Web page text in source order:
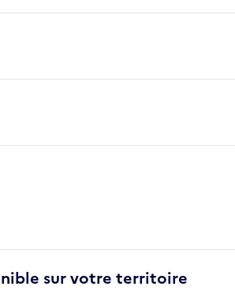
sur votre territoire